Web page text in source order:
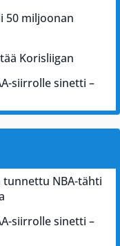
50 miljoonan
Korisliigan
siirrolle sinetti –
NBA-tähti
siirrolle sinetti –